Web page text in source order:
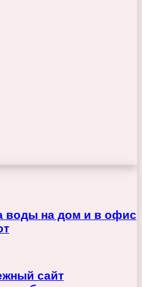
воды на дом и в офис
сайт